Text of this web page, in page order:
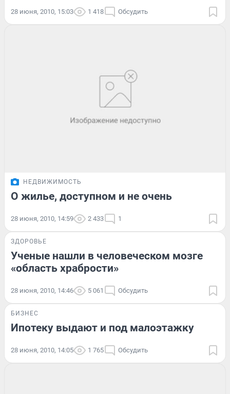
28 июня, 2010, 15:03 1 418 Обсудить
НЕДВИЖИМОСТЬ
О жилье, доступном и не очень
28 июня, 2010, 14:59 2 433 1
ЗДОРОВЬЕ
Ученые нашли в человеческом мозге
«область храбрости»
28 июня, 2010, 14:46 5 061 Обсудить
БИЗНЕС
Ипотеку выдают и под малоэтажку
28 июня, 2010, 14:05 1 765 Обсудить